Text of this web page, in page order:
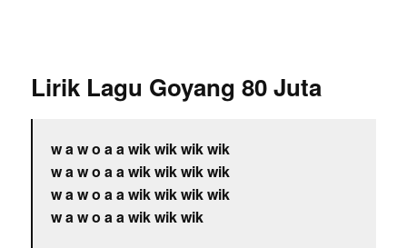
Lirik Lagu Goyang 80 Juta
w a w o a a wik wik wik wik
w a w o a a wik wik wik wik
w a w o a a wik wik wik wik
w a w o a a wik wik wik